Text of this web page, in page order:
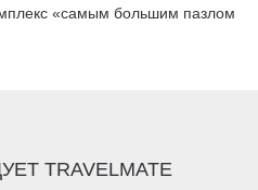
«самым большим пазлом
TRAVELMATE